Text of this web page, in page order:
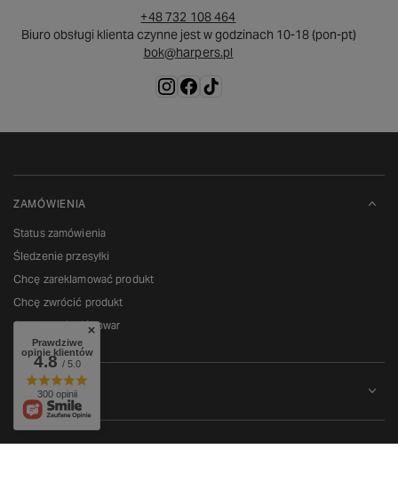
+48 732 108 464
Biuro obsługi klienta czynne jest w godzinach 10-18 (pon-pt)
bok@harpers.pl
ZAMÓWIENIA
Status zamówienia
Śledzenie przesyłki
Chcę zareklamować produkt
Chcę zwrócić produkt
Chcę wymienić towar
KONTO
Prawdziwe
opinie klientów
4.8/ 5.0
300 opinii